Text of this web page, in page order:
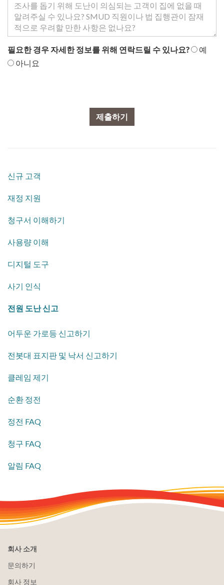
필요한 경우 자세한 정보를 위해 연락드릴 수 있나요?
예
아니요
제출하기
신규 고객
재정 지원
청구서 이해하기
사용량 이해
디지털 도구
사기 인식
전원 도난 신고
어두운 가로등 신고하기
전봇대 표지판 및 낙서 신고하기
클레임 제기
순환 정전
​정전 FAQ
청구 FAQ
알림 FAQ
회사 소개
문의하기
회사 정보